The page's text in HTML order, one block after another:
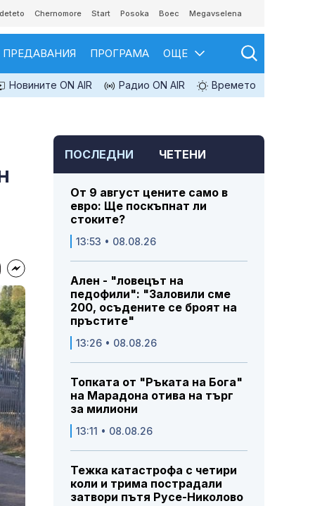
Chernomore Start Posoka Boec Megavselena
ПРЕДАВАНИЯ ПРОГРАМА ОЩЕ
Новините ON AIR Радио ON AIR Времето
ПОСЛЕДНИ ЧЕТЕНИ
От 9 август цените само в
евро: Ще поскъпнат ли
стоките?
13:53 • 08.08.26
Ален - "ловецът на
педофили": "Заловили сме
200, осъдените се броят на
пръстите"
13:26 • 08.08.26
Топката от "Ръката на Бога"
на Марадона отива на търг
за милиони
13:11 • 08.08.26
Тежка катастрофа с четири
коли и трима пострадали
затвори пътя Русе-Николово